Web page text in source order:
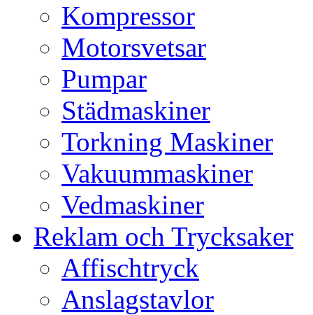
Kompressor
Motorsvetsar
Pumpar
Städmaskiner
Torkning Maskiner
Vakuummaskiner
Vedmaskiner
Reklam och Trycksaker
Affischtryck
Anslagstavlor